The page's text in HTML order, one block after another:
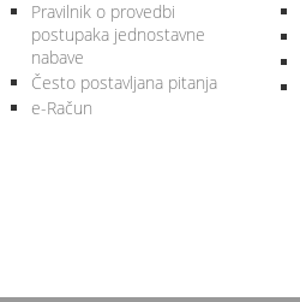
Pravilnik o provedbi
postupaka jednostavne
nabave
Često postavljana pitanja
e-Račun